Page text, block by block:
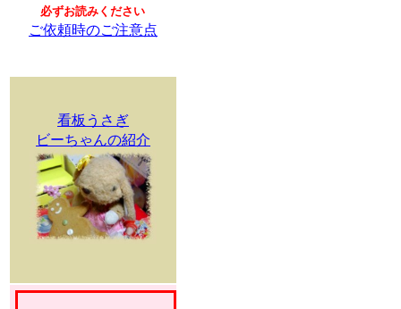
必ずお読みください
ご依頼時のご注意点
看板うさぎ
ビーちゃんの紹介